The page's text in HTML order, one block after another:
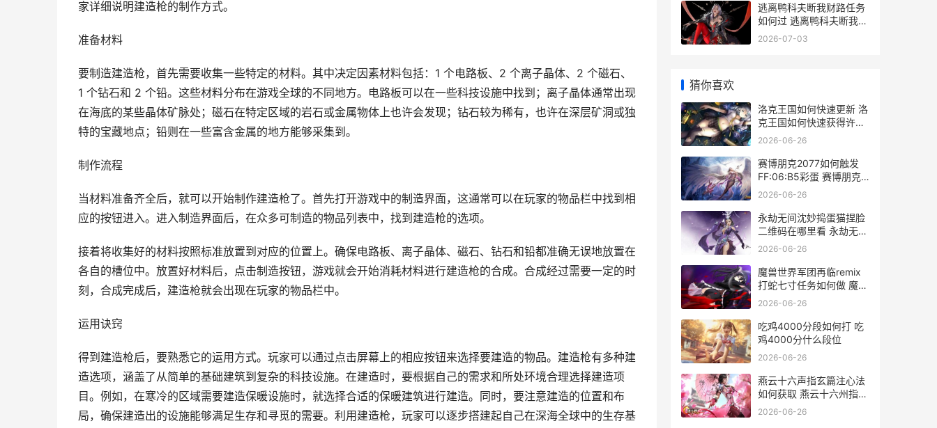
家详细说明建造枪的制作方式。
准备材料
要制造建造枪，首先需要收集一些特定的材料。其中决定因素材料包括：1 个电路板、2 个离子晶体、2 个磁石、
1 个钻石和 2 个铅。这些材料分布在游戏全球的不同地方。电路板可以在一些科技设施中找到；离子晶体通常出现
在海底的某些晶体矿脉处；磁石在特定区域的岩石或金属物体上也许会发现；钻石较为稀有，也许在深层矿洞或独
特的宝藏地点；铅则在一些富含金属的地方能够采集到。
制作流程
当材料准备齐全后，就可以开始制作建造枪了。首先打开游戏中的制造界面，这通常可以在玩家的物品栏中找到相
应的按钮进入。进入制造界面后，在众多可制造的物品列表中，找到建造枪的选项。
接着将收集好的材料按照标准放置到对应的位置上。确保电路板、离子晶体、磁石、钻石和铅都准确无误地放置在
各自的槽位中。放置好材料后，点击制造按钮，游戏就会开始消耗材料进行建造枪的合成。合成经过需要一定的时
刻，合成完成后，建造枪就会出现在玩家的物品栏中。
运用诀窍
得到建造枪后，要熟悉它的运用方式。玩家可以通过点击屏幕上的相应按钮来选择要建造的物品。建造枪有多种建
造选项，涵盖了从简单的基础建筑到复杂的科技设施。在建造时，要根据自己的需求和所处环境合理选择建造项
目。例如，在寒冷的区域需要建造保暖设施时，就选择合适的保暖建筑进行建造。同时，要注意建造的位置和布
局，确保建造出的设施能够满足生存和寻觅的需要。利用建造枪，玩家可以逐步搭建起自己在深海全球中的生存基
逃离鸭科夫断我财路任务
如何过 逃离鸭科夫断我财
路任务
2026-07-03
猜你喜欢
洛克王国如何快速更新 洛
克王国如何快速获得许愿
星
2026-06-26
赛博朋克2077如何触发
FF:06:B5彩蛋 赛博朋克
2077如何打开背包
2026-06-26
永劫无间沈妙捣蛋猫捏脸
二维码在哪里看 永劫无间
芊芊
2026-06-26
魔兽世界军团再临remix
打蛇七寸任务如何做 魔兽
世界军团再临版本
2026-06-26
吃鸡4000分段如何打 吃
鸡4000分什么段位
2026-06-26
燕云十六声指玄篇注心法
如何获取 燕云十六州指的
是什么
2026-06-26